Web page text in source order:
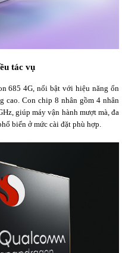
tác vụ
685 4G, nổi bật với hiệu năng ổn
cao. Con chip 8 nhân gồm 4 nhân
giúp máy vận hành mượt mà, đa
biến ở mức cài đặt phù hợp.